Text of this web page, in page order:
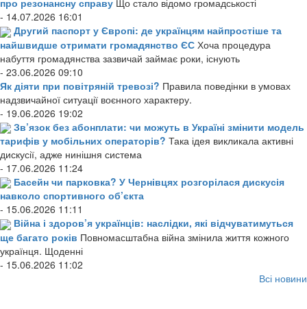
про резонансну справу Що стало відомо громадськості
- 14.07.2026 16:01
Другий паспорт у Європі: де українцям найпростіше та
найшвидше отримати громадянство ЄС Хоча процедура
набуття громадянства зазвичай займає роки, існують
- 23.06.2026 09:10
Як діяти при повітряній тревозі? Правила поведінки в умовах
надзвичайної ситуації воєнного характеру.
- 19.06.2026 19:02
Зв’язок без абонплати: чи можуть в Україні змінити модель
тарифів у мобільних операторів? Така ідея викликала активні
дискусії, адже нинішня система
- 17.06.2026 11:24
Басейн чи парковка? У Чернівцях розгорілася дискусія
навколо спортивного об’єкта
- 15.06.2026 11:11
Війна і здоров’я українців: наслідки, які відчуватимуться
ще багато років Повномасштабна війна змінила життя кожного
українця. Щоденні
- 15.06.2026 11:02
Всі новини